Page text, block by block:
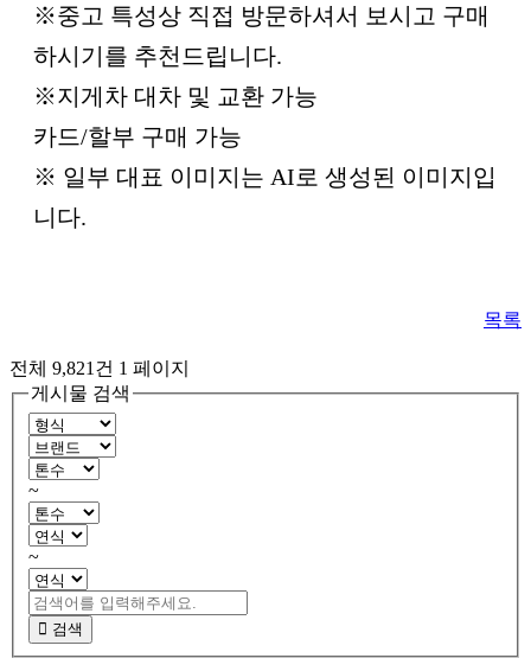
※중고 특성상 직접 방문하셔서 보시고 구매
하시기를 추천드립니다.
※지게차 대차 및 교환 가능
카드/할부 구매 가능
※ 일부 대표 이미지는 AI로 생성된 이미지입
니다.
목록
전체 9,821건 1 페이지
게시물 검색
~
~
검색